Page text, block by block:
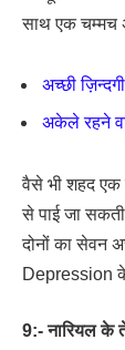
साथ एक चम्मच
अच्छी
अकेले रहने
वैसे भी शहद एक
से पाई जा
दोनों का
Depression के
9:- नारियल के